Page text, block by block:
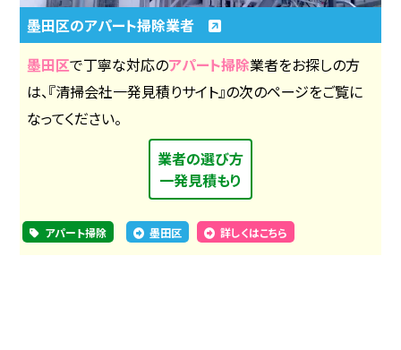
墨田区のアパート掃除業者
墨田区で丁寧な対応のアパート掃除業者をお探しの方
は、『清掃会社一発見積りサイト』の次のページをご覧に
なってください。
業者の選び方
一発見積もり
アパート掃除 墨田区 詳しくはこちら